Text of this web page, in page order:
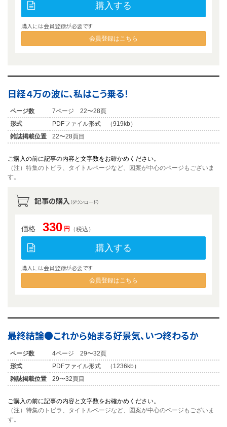
購入する
購入には会員登録が必要です
会員登録はこちら
日経４万の波に、私はこう乗る！
ページ数
7ページ 22〜28頁
形式
PDFファイル形式 （919kb）
雑誌掲載位置
22〜28頁目
ご購入の前に記事の内容と文字数をお確かめください。
（注）特集のトビラ、タイトルページなど、図案が中心のページもございま
す。
記事の購入 （ダウンロード）
価格 330 円 （税込）
購入する
購入には会員登録が必要です
会員登録はこちら
最終結論●これから始まる好景気、いつ終わるか
ページ数
4ページ 29〜32頁
形式
PDFファイル形式 （1236kb）
雑誌掲載位置
29〜32頁目
ご購入の前に記事の内容と文字数をお確かめください。
（注）特集のトビラ、タイトルページなど、図案が中心のページもございま
す。